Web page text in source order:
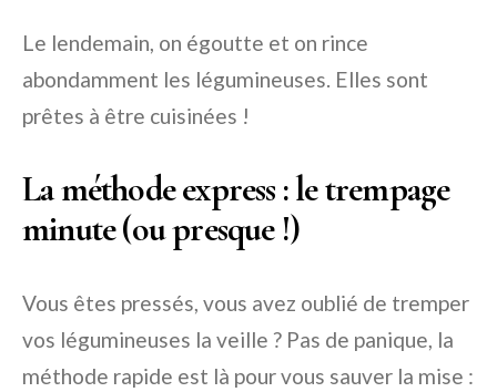
Le lendemain, on égoutte et on rince
abondamment les légumineuses. Elles sont
prêtes à être cuisinées !
La méthode express : le trempage
minute (ou presque !)
Vous êtes pressés, vous avez oublié de tremper
vos légumineuses la veille ? Pas de panique, la
méthode rapide est là pour vous sauver la mise :